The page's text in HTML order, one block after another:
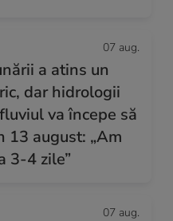
07 aug.
a atins un
dar hidrologii
va începe să
13 august: „Am
3-4 zile”
07 aug.